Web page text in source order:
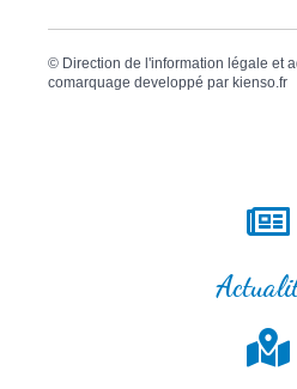
© Direction de l'information légale et
comarquage developpé par kienso.fr